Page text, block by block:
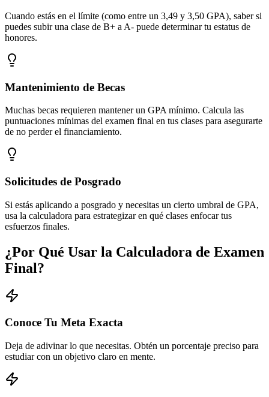
Cuando estás en el límite (como entre un 3,49 y 3,50 GPA), saber si
puedes subir una clase de B+ a A- puede determinar tu estatus de
honores.
Mantenimiento de Becas
Muchas becas requieren mantener un GPA mínimo. Calcula las
puntuaciones mínimas del examen final en tus clases para asegurarte
de no perder el financiamiento.
Solicitudes de Posgrado
Si estás aplicando a posgrado y necesitas un cierto umbral de GPA,
usa la calculadora para estrategizar en qué clases enfocar tus
esfuerzos finales.
¿Por Qué Usar la Calculadora de Examen
Final?
Conoce Tu Meta Exacta
Deja de adivinar lo que necesitas. Obtén un porcentaje preciso para
estudiar con un objetivo claro en mente.